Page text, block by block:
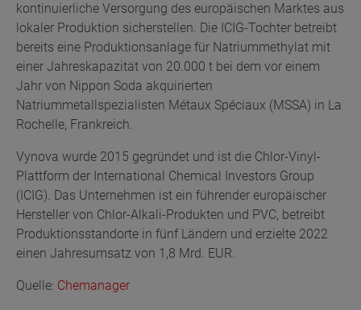
kontinuierliche Versorgung des europäischen Marktes aus
lokaler Produktion sicherstellen. Die ICIG-Tochter betreibt
bereits eine Produktionsanlage für Natriummethylat mit
einer Jahreskapazität von 20.000 t bei dem vor einem
Jahr von Nippon Soda akquirierten
Natriummetallspezialisten Métaux Spéciaux (MSSA) in La
Rochelle, Frankreich.
Vynova wurde 2015 gegründet und ist die Chlor-Vinyl-
Plattform der International Chemical Investors Group
(ICIG). Das Unternehmen ist ein führender europäischer
Hersteller von Chlor-Alkali-Produkten und PVC, betreibt
Produktionsstandorte in fünf Ländern und erzielte 2022
einen Jahresumsatz von 1,8 Mrd. EUR.
Quelle: Chemanager